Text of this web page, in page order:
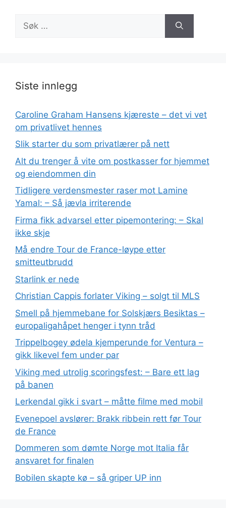
etter:
Siste innlegg
Caroline Graham Hansens kjæreste – det vi vet
om privatlivet hennes
Slik starter du som privatlærer på nett
Alt du trenger å vite om postkasser for hjemmet
og eiendommen din
Tidligere verdensmester raser mot Lamine
Yamal: – Så jævla irriterende
Firma fikk advarsel etter pipemontering: – Skal
ikke skje
Må endre Tour de France-løype etter
smitteutbrudd
Starlink er nede
Christian Cappis forlater Viking – solgt til MLS
Smell på hjemmebane for Solskjærs Besiktas –
europaligahåpet henger i tynn tråd
Trippelbogey ødela kjemperunde for Ventura –
gikk likevel fem under par
Viking med utrolig scoringsfest: – Bare ett lag
på banen
Lerkendal gikk i svart – måtte filme med mobil
Evenepoel avslører: Brakk ribbein rett før Tour
de France
Dommeren som dømte Norge mot Italia får
ansvaret for finalen
Bobilen skapte kø – så griper UP inn